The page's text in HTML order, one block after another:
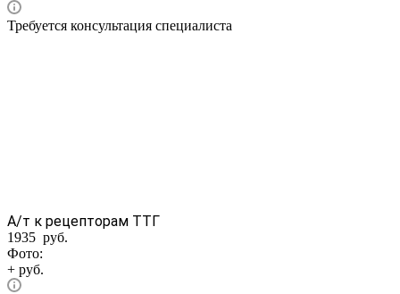
Требуется консультация специалиста
А/т к рецепторам ТТГ
1935 руб.
Фото:
+ руб.